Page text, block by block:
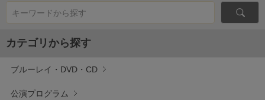
キーワードから探す
カテゴリから探す
ブルーレイ・DVD・CD
公演プログラム